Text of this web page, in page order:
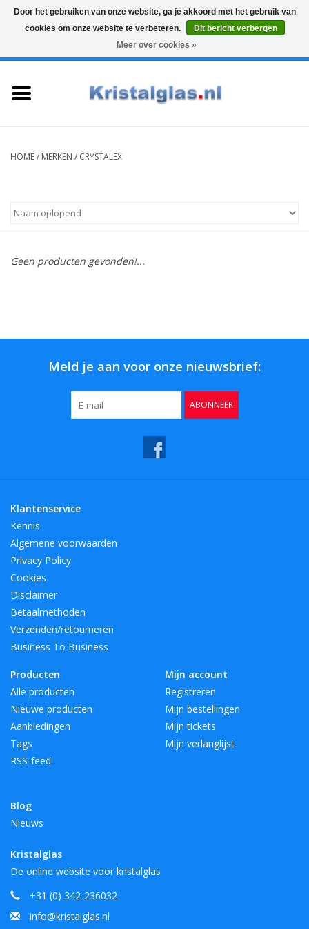
Graveren
Cadeaus
Bar & Wijn
HOME/ MERKEN / CRYSTALEX
Geen producten gevonden!...
Meld je aan voor onze nieuwsbrief:
ABONNEER
Klantenservice
Kennis
Algemene voorwaarden
Privacy Policy
Cookies
Disclaimer
Betaalmethoden
Verzenden/retourneren
Business To Business
Producten
Alle producten
Nieuwe producten
Aanbiedingen
Tags
RSS-feed
Blog
Nieuws
Mijn account
Registreren
Mijn bestellingen
Mijn tickets
Mijn verlanglijst
Kristalglas
De online website voor kristalglas
+31 (0) 342-236032
info@kristalglas.nl
Door het gebruiken van onze website, ga je akkoord met het gebruik van
cookies om onze website te verbeteren.
Dit bericht verbergen
Meer over cookies »